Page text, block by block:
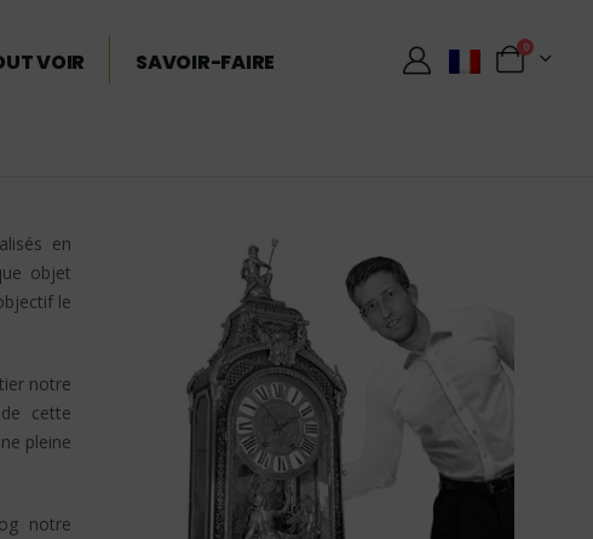
VOIR SAVOIR-FAIRE
0
en
objet
le
notre
cette
pleine
notre